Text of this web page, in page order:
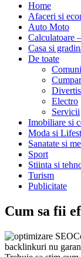
Home
Afaceri si
Auto Moto
Calculatoare
Casa si
De toate
Electro
Servicii
Imobiliare si
Moda si
Sanatate si
Sport
Stiinta si
Turism
Publicitate
Cum sa fii
backlinkuri nu